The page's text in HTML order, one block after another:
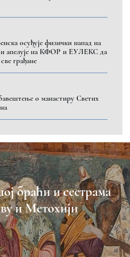
осуђује физички напад на
апелује на КФОР и ЕУЛЕКС да
грађане
о манастиру Светих
браћи и сестрама
и Метохији